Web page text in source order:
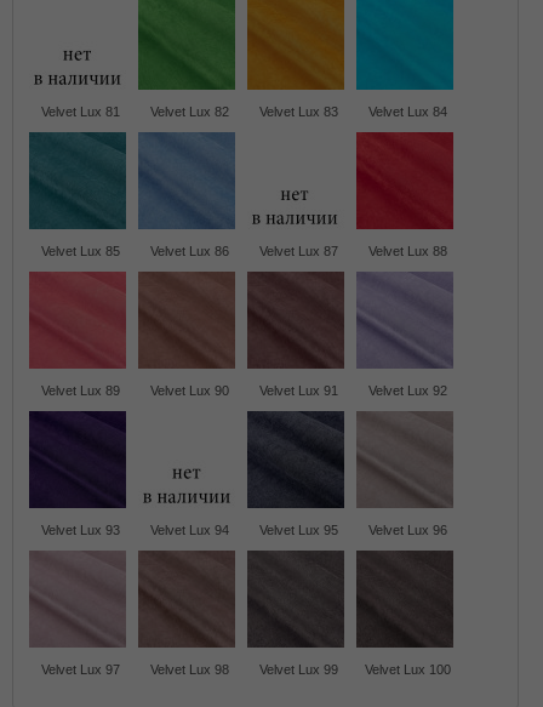
Velvet Lux 81 Velvet Lux 82 Velvet Lux 83 Velvet Lux 84
Velvet Lux 85 Velvet Lux 86 Velvet Lux 87 Velvet Lux 88
Velvet Lux 89 Velvet Lux 90 Velvet Lux 91 Velvet Lux 92
Velvet Lux 93 Velvet Lux 94 Velvet Lux 95 Velvet Lux 96
Velvet Lux 97 Velvet Lux 98 Velvet Lux 99 Velvet Lux 100